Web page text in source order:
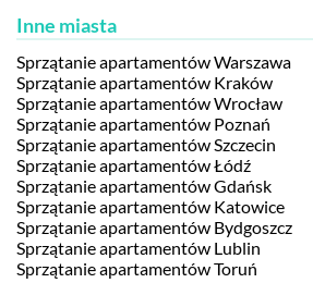
Inne miasta
Sprzątanie apartamentów Warszawa
Sprzątanie apartamentów Kraków
Sprzątanie apartamentów Wrocław
Sprzątanie apartamentów Poznań
Sprzątanie apartamentów Szczecin
Sprzątanie apartamentów Łódź
Sprzątanie apartamentów Gdańsk
Sprzątanie apartamentów Katowice
Sprzątanie apartamentów Bydgoszcz
Sprzątanie apartamentów Lublin
Sprzątanie apartamentów Toruń